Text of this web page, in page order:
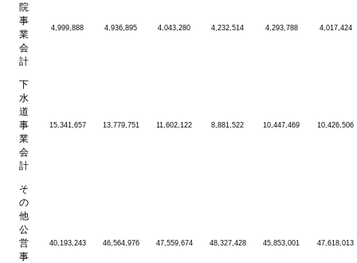
院
事
業
会
計
4,999,888 4,936,895 4,043,280 4,232,514 4,293,788 4,017,424
下
水
道
事
業
会
計
15,341,657 13,779,751 11,602,122 8,881,522 10,447,469 10,426,506
そ
の
他
公
営
事
40,193,243 46,564,976 47,559,674 48,327,428 45,853,001 47,618,013